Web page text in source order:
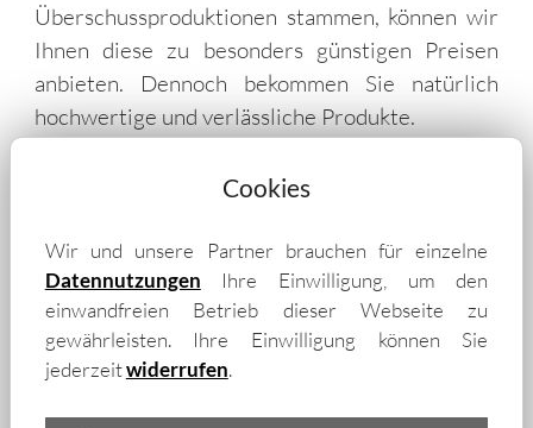
Überschussproduktionen stammen, können wir
Ihnen diese zu besonders günstigen Preisen
anbieten. Dennoch bekommen Sie natürlich
hochwertige und verlässliche Produkte.
Cookies
Wir und unsere Partner brauchen für einzelne
Datennutzungen Ihre Einwilligung, um den
einwandfreien Betrieb dieser Webseite zu
gewährleisten. Ihre Einwilligung können Sie
jederzeitwiderrufen.